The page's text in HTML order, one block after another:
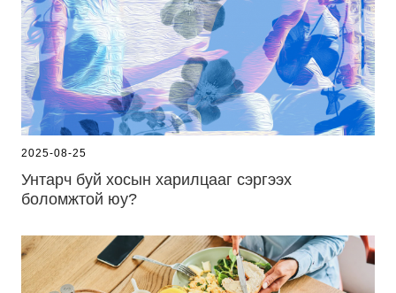
2025-08-25
Унтарч буй хосын харилцааг сэргээх
боломжтой юу?